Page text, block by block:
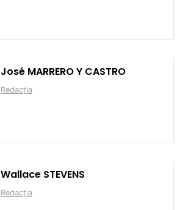
José MARRERO Y CASTRO
Redacția
Wallace STEVENS
Redacția